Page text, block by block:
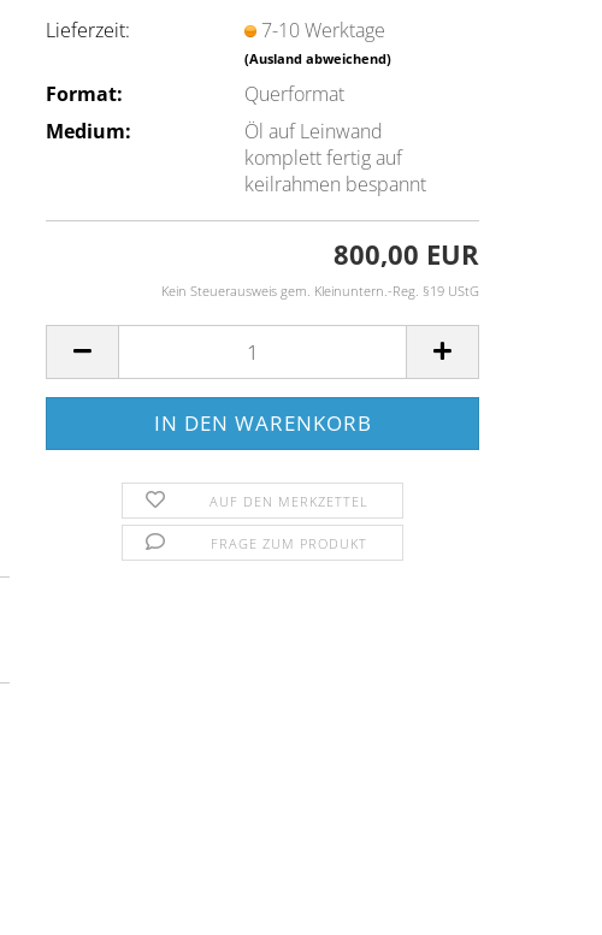
Lieferzeit: 7-10 Werktage
(Ausland abweichend)
Format:
Querformat
Medium:
Öl auf Leinwand
komplett fertig auf
keilrahmen bespannt
800,00 EUR
Kein Steuerausweis gem. Kleinuntern.-Reg. §19 UStG
AUF DEN MERKZETTEL
FRAGE ZUM PRODUKT